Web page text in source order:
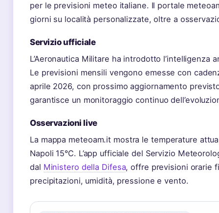
per le previsioni meteo italiane. Il portale
giorni su località personalizzate, oltre a
Servizio ufficiale
L’Aeronautica Militare ha introdotto
Le previsioni mensili vengono emesse con
aprile 2026, con prossimo aggiornamento
garantisce un monitoraggio continuo
Osservazioni live
La mappa meteoam.it mostra le temperature
Napoli 15°C. L’app ufficiale del Servizio
dal Ministero della Difesa, offre previsioni orarie
precipitazioni, umidità, pressione e vento.